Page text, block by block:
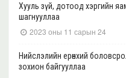
Хууль зүй, дотоод хэргийн
шагнууллаа
2023 оны 11 сарын 24
Нийслэлийн ерөнхий
зохион байгууллаа